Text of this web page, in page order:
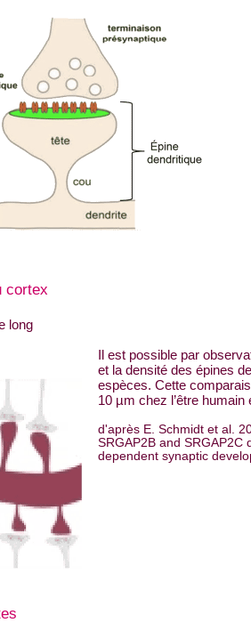
cortex
long
Il est possible par
et la densité des épines
espèces. Cette
10 µm chez l’être
d'après E. Schmidt et al.
SRGAP2B and SRGAP2C
dependent synaptic